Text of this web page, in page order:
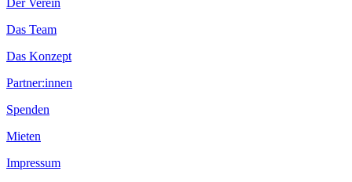
Der Verein
Das Team
Das Konzept
Partner:innen
Spenden
Mieten
Impressum